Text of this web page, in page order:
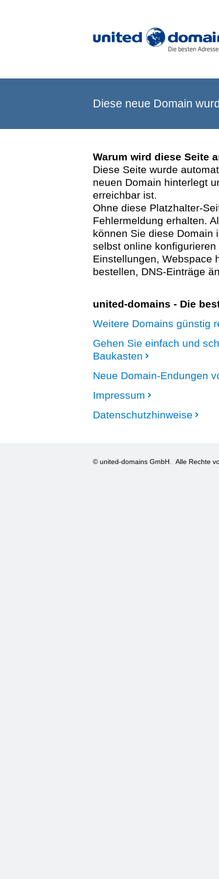
Diese neue Domain
Warum wird diese Seite
Diese Seite wurde
neuen Domain hinterlegt
erreichbar ist.
Ohne diese Platzhalter-
Fehlermeldung erhalten.
können Sie diese Domain
selbst online
Einstellungen, Webspace
bestellen, DNS-Einträge
united-domains - Die
Weitere Domains günstig
Gehen Sie einfach und
Baukasten
Neue Domain-Endungen
Impressum
Datenschutzhinweise
© united-domains GmbH. Alle Rechte